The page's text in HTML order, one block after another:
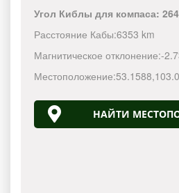
Угол Киблы для компаса:
Расстояние Кабы:6353 km
Магнитическое отклонение:-
Местоположение:53.1588,
НАЙТИ